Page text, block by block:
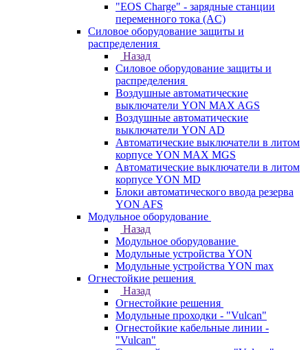
"EOS Charge" - зарядные станции
переменного тока (AC)
Силовое оборудование защиты и
распределения
Назад
Силовое оборудование защиты и
распределения
Воздушные автоматические
выключатели YON MAX AGS
Воздушные автоматические
выключатели YON AD
Автоматические выключатели в литом
корпусе YON MAX MGS
Автоматические выключатели в литом
корпусе YON MD
Блоки автоматического ввода резерва
YON AFS
Модульное оборудование
Назад
Модульное оборудование
Модульные устройства YON
Модульные устройства YON max
Огнестойкие решения
Назад
Огнестойкие решения
Модульные проходки - "Vulcan"
Огнестойкие кабельные линии -
"Vulcan"